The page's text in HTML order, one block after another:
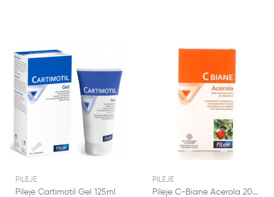
PILEJE
Pileje Cartimotil Gel 125ml
PILEJE
Pileje C-Biane Acerola 20 comprimés